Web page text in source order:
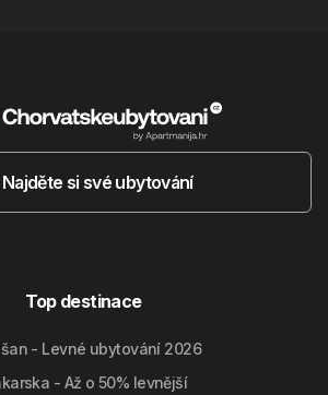
Najděte si své ubytování
Top destinace
- Levné ubytování 2026
- Až o 50% levnější